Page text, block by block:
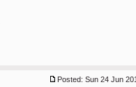
Posted: Sun 24 Jun